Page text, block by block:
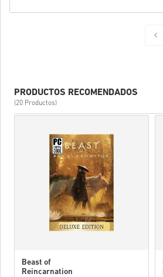
PRODUCTOS RECOMENDADOS
(20 Productos)
Beast of
Reincarnation